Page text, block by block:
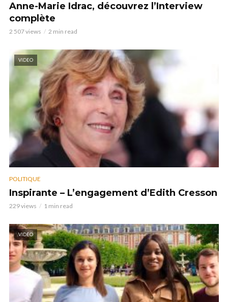
Anne-Marie Idrac, découvrez l’Interview
complète
2 507 views 2 min read
VIDEO
POLITIQUE
Inspirante – L’engagement d’Edith Cresson
229 views 1 min read
VIDEO